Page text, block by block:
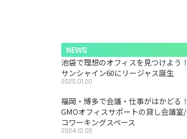
NEWS
池袋で理想のオフィスを見つけよう！
サンシャイン60にリージャス誕生
2025.01.20
福岡・博多で会議・仕事がはかどる！
GMOオフィスサポートの貸し会議室/
コワーキングスペース
2024.12.05